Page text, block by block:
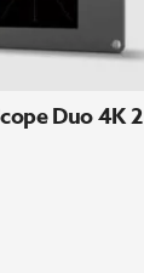
Duo 4K 2